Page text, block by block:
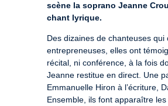
scène la soprano Jeanne
chant lyrique.
Des dizaines de chanteuses
entrepreneuses, elles ont
récital, ni conférence, à la fois
Jeanne restitue en direct. Une
Emmanuelle Hiron à l’écriture,
Ensemble, ils font apparaître